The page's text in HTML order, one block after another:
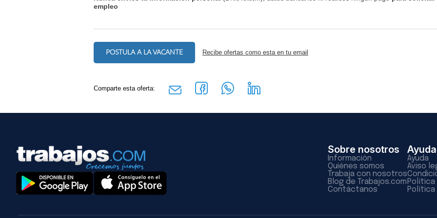
empleo
POSTULA A LA VACANTE Recibe ofertas como esta en tu email
Comparte esta oferta:
Sobre nosotros
Información
Quiénes somos
Trabaja con nosotros
Blog de Trabajos.com
Contáctanos
Ayuda
Ayuda
Aviso
Política